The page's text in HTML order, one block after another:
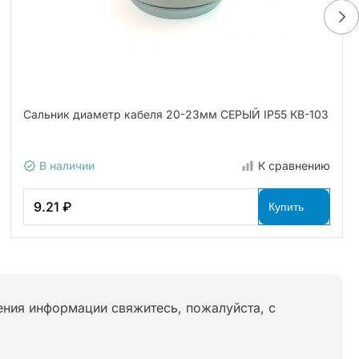
Сальник диаметр кабеля 20-23мм СЕРЫЙ IP55 КВ-103
В наличии К сравнению
9.21 ₽ Купить
информации свяжитесь, пожалуйста, с